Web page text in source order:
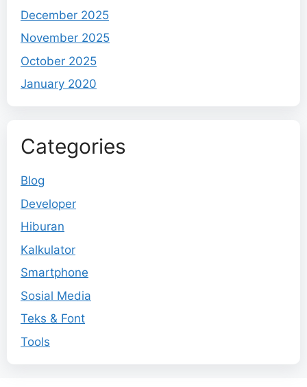
December 2025
November 2025
October 2025
January 2020
Categories
Blog
Developer
Hiburan
Kalkulator
Smartphone
Sosial Media
Teks & Font
Tools